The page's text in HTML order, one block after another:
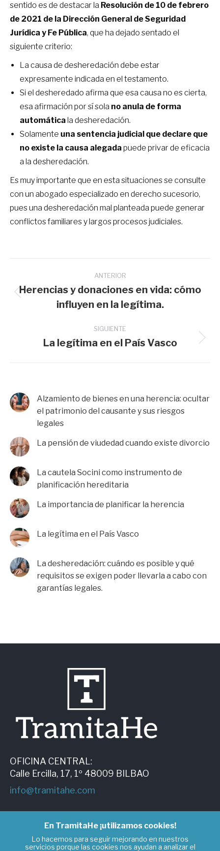
sentido es de destacar la Resolución de 10 de febrero
de 2021 de la Dirección General de Seguridad
Jurídica y Fe Pública, que ha dejado sentado el
siguiente criterio:
La causa de desheredación debe estar
expresamente indicada en el testamento.
Si el desheredado afirma que esa causa no es cierta,
esa afirmación por sí sola no anula de forma
automática la desheredación.
Solamente una sentencia judicial que declare que
no existe la causa alegada puede privar de eficacia
a la desheredación.
Es muy importante que en esta situaciones se consulte
con un abogado especializado en derecho sucesorio,
pues una desheredación mal planteada puede generar
conflictos familiares y largos procesos judiciales.
publicaciones
ANTERIOR
anterior:
Herencias y donaciones en vida: cómo
influyen en la legítima.
SIGUIENTE
Publicación
La legítima en el País Vasco
Alzamiento de bienes en una herencia: ocultar
el patrimonio del causante y sus riesgos
legales
La pensión de viudedad cuando existe divorcio
La cautela Socini como instrumento de
planificación hereditaria
La importancia de planificar la herencia
La legítima en el País Vasco
La desheredación: cuándo es posible y qué
requisitos se exigen poder llevarla a cabo con
garantías legales.
OFICINA CENTRAL:
Calle Ercilla, 17, 1º 48009 BILBAO
info@tramitahe.com
900 840 301
En TramitaHe ¡utilizamos cookies!
Lo hacemos para seguir mejorando en nuestros
servicios porque las cookies nos ayudan a analizar el